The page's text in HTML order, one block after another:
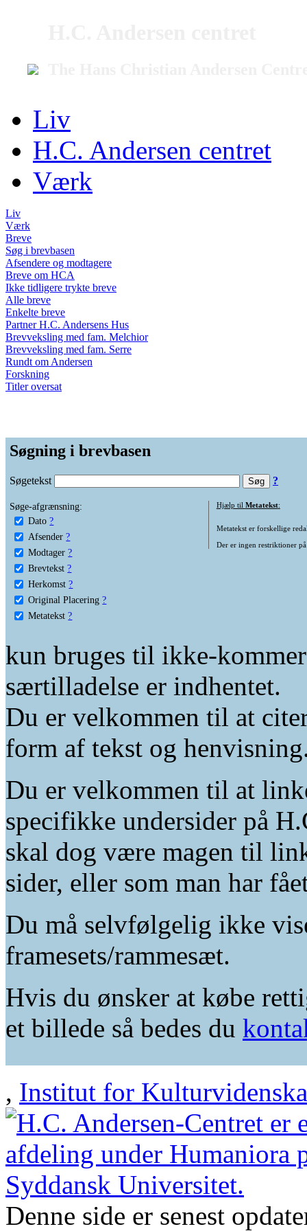
Liv
H.C. Andersen centret
Værk
Liv
Værk
Breve
Søg i brevbasen
Afsendere og modtagere
Breve om HCA
Ikke tidligere trykte breve
Alle breve
Enkelte breve
Partner H.C. Andersens Hus
Brevveksling med fam. Melchior
Brevveksling med fam. Serre
Rundt om Andersen
Forskning
Titler oversat
Søgning i brevbasen
Søgetekst ?
Søge-afgrænsning:
Dato ?
Afsender ?
Modtager ?
Brevtekst ?
Herkomst ?
Original Placering ?
Metatekst ?
Hjælp til Metatekst:
Metatekst er forskellige
Der er ingen restriktioner
kun bruges til ikke-
særtilladelse er indhentet.
Du er velkommen til at
form af tekst og
Du er velkommen til at
specifikke undersider på
skal dog være magen til
sider, eller som man har
Du må selvfølgelig ikke
framesets/rammesæt.
Hvis du ønsker at købe
et billede så bedes du
, Institut for
Denne side er senest